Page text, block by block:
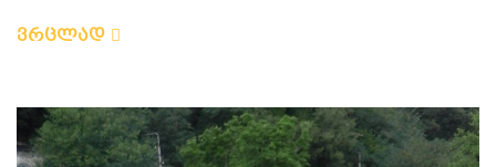
ვრცლად